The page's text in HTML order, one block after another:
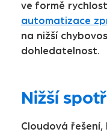
ve formě
automatizace
na nižší
dohledatelnost.
Nižší
Cloudová